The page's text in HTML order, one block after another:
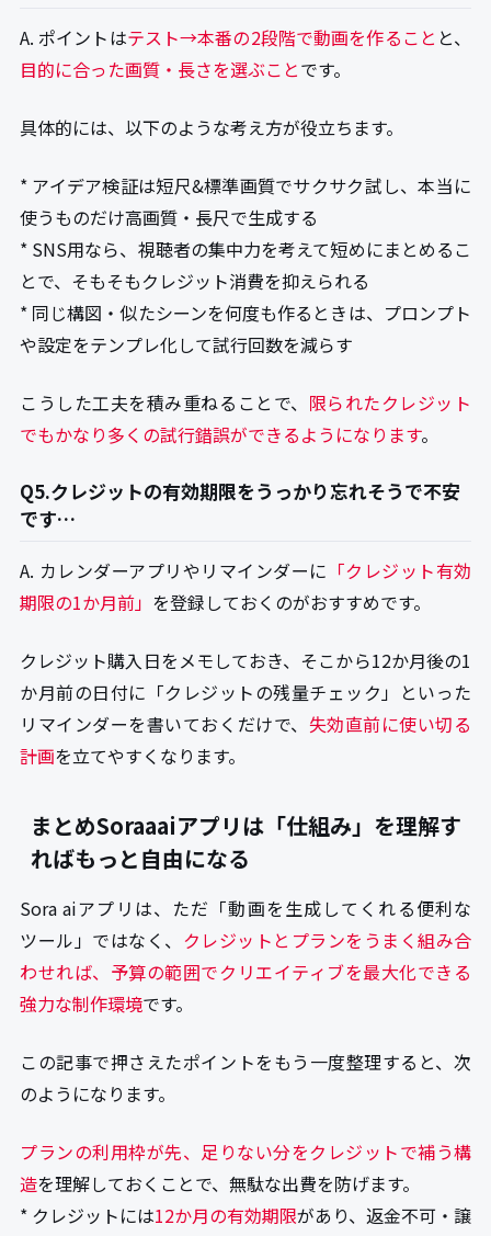
A. ポイントはテスト→本番の2段階で動画を作ること と、
目的に合った画質・長さを選ぶことです。
具体的には、以下のような考え方が役立ちます。
* アイデア検証は短尺&標準画質でサクサク試し、本当に
使うものだけ高画質・長尺で生成する
* SNS用なら、視聴者の集中力を考えて短めにまとめるこ
とで、そもそもクレジット消費を抑えられる
* 同じ構図・似たシーンを何度も作るときは、プロンプト
や設定をテンプレ化して試行回数を減らす
こうした工夫を積み重ねることで、 限られたクレジット
でもかなり多くの試行錯誤ができるようになります。
Q5.クレジットの有効期限をうっかり忘れそうで不安
です…
A. カレンダーアプリやリマインダーに 「クレジット有効
期限の1か月前」 を登録しておくのがおすすめです。
クレジット購入日をメモしておき、そこから12か月後の1
か月前の日付に「クレジットの残量チェック」といった
リマインダーを書いておくだけで、 失効直前に使い切る
計画を立てやすくなります。
まとめSoraaaiアプリは「仕組み」を理解す
ればもっと自由になる
Sora aiアプリは、ただ「動画を生成してくれる便利な
ツール」ではなく、 クレジットとプランをうまく組み合
わせれば、予算の範囲でクリエイティブを最大化できる
強力な制作環境です。
この記事で押さえたポイントをもう一度整理すると、次
のようになります。
プランの利用枠が先、足りない分をクレジットで補う構
造を理解しておくことで、無駄な出費を防げます。
* クレジットには12か月の有効期限があり、返金不可・譲